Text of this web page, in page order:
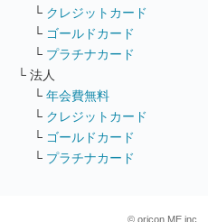
└ クレジットカード
└ ゴールドカード
└ プラチナカード
└ 法人
└ 年会費無料
└ クレジットカード
└ ゴールドカード
└ プラチナカード
© oricon ME inc.